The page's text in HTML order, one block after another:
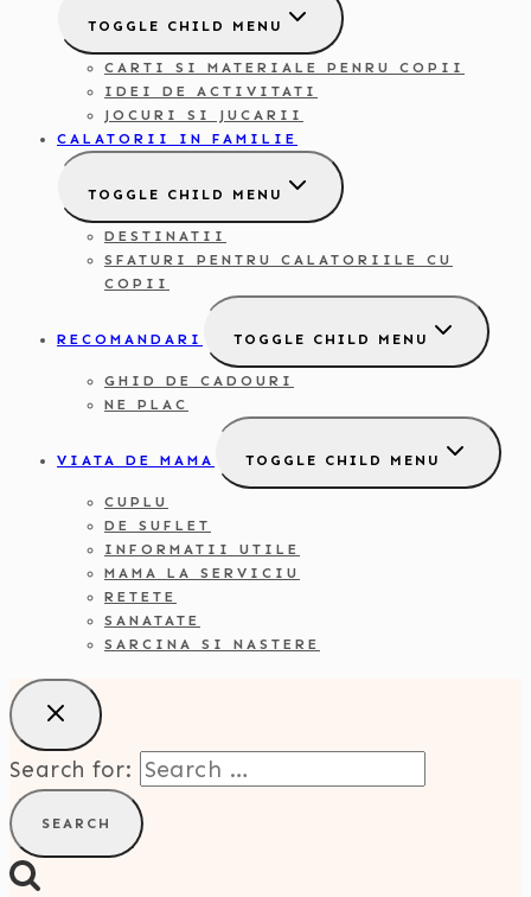
TOGGLE CHILD MENU
CARTI SI MATERIALE PENRU COPII
IDEI DE ACTIVITATI
JOCURI SI JUCARII
CALATORII IN FAMILIE
TOGGLE CHILD MENU
DESTINATII
SFATURI PENTRU CALATORIILE CU
COPII
RECOMANDARI TOGGLE CHILD MENU
GHID DE CADOURI
NE PLAC
VIATA DE MAMA TOGGLE CHILD MENU
CUPLU
DE SUFLET
INFORMATII UTILE
MAMA LA SERVICIU
RETETE
SANATATE
SARCINA SI NASTERE
Search for: